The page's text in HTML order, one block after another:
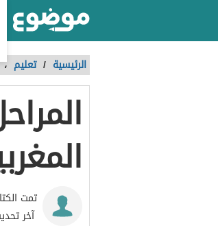
الرئيسية / تعليم ،
تمت
آخر